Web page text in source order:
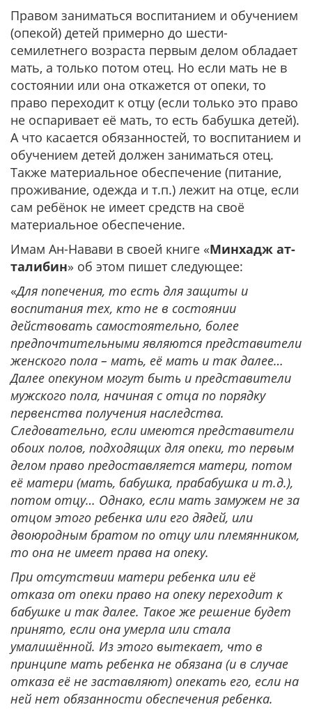
Правом заниматься воспитанием и обучением
(опекой) детей примерно до шести-
семилетнего возраста первым делом обладает
мать, а только потом отец. Но если мать не в
состоянии или она откажется от опеки, то
право переходит к отцу (если только это право
не оспаривает её мать, то есть бабушка детей).
А что касается обязанностей, то воспитанием и
обучением детей должен заниматься отец.
Также материальное обеспечение (питание,
проживание, одежда и т.п.) лежит на отце, если
сам ребёнок не имеет средств на своё
материальное обеспечение.
Имам Ан-Навави в своей книге «Минхадж ат-
талибин» об этом пишет следующее:
«Для попечения, то есть для защиты и
воспитания тех, кто не в состоянии
действовать самостоятельно, более
предпочтительными являются представители
женского пола – мать, её мать и так далее…
Далее опекуном могут быть и представители
мужского пола, начиная с отца по порядку
первенства получения наследства.
Следовательно, если имеются представители
обоих полов, подходящих для опеки, то первым
делом право предоставляется матери, потом
её матери (мать, бабушка, прабабушка и т.д.),
потом отцу… Однако, если мать замужем не за
отцом этого ребенка или его дядей, или
двоюродным братом по отцу или племянником,
то она не имеет права на опеку.
При отсутствии матери ребенка или её
отказа от опеки право на опеку переходит к
бабушке и так далее. Такое же решение будет
принято, если она умерла или стала
умалишённой. Из этого вытекает, что в
принципе мать ребенка не обязана (и в случае
отказа её не заставляют) опекать его, если на
ней нет обязанности обеспечения ребенка.